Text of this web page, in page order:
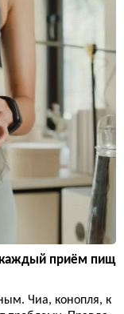
каждый приём пищ
Чиа, конопля, к